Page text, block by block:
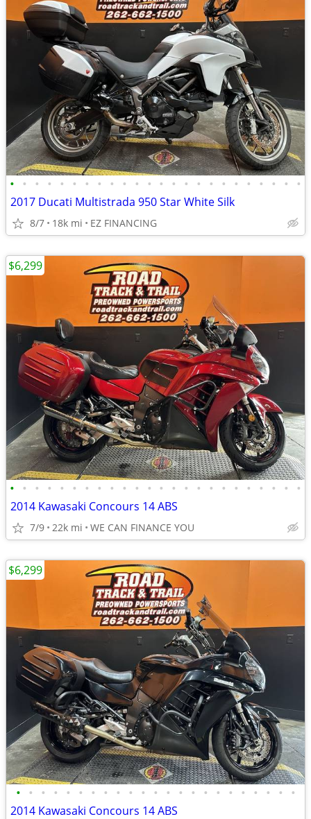
• • • • • • • • • • • • • • • • • • • • • • • •
2017 Ducati Multistrada 950 Star White Silk
8/7 18k mi EZ FINANCING
• • • • • • • • • • • • • • • • • • • • • • • •
2014 Kawasaki Concours 14 ABS
7/9 22k mi WE CAN FINANCE YOU
$6,299
• • • • • • • • • • • • • • • • • • • • • • •
2014 Kawasaki Concours 14 ABS
$6,299